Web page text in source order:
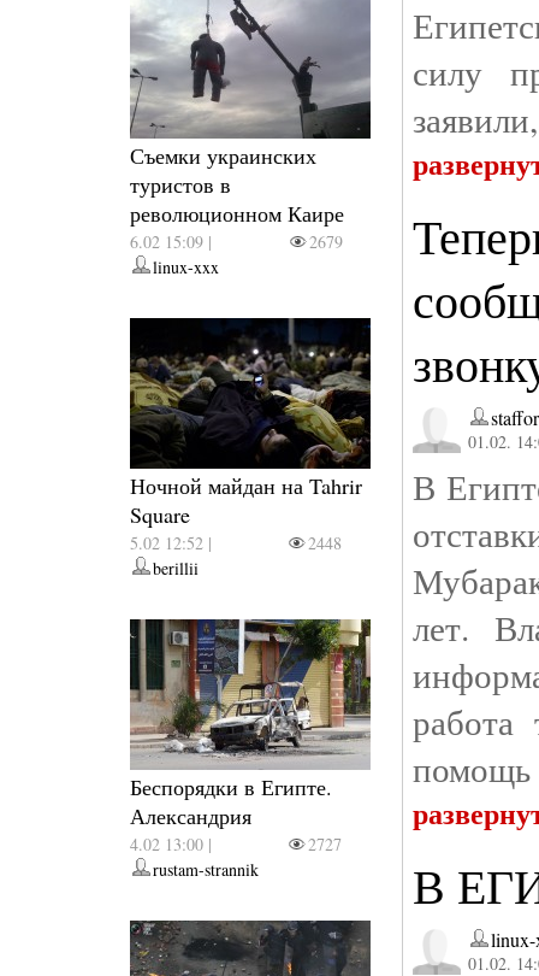
Съемки украинских
туристов в
революционном Каире
6.02 15:09 |
2679
linux-xxx
Ночной майдан на Tahrir
Square
5.02 12:52 |
2448
berillii
Беспорядки в Египте.
Александрия
4.02 13:00 |
2727
rustam-strannik
силу
01.02.
В
лет.
помощь
В
01.02.